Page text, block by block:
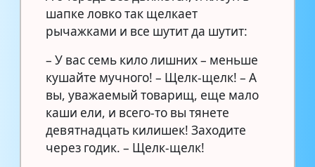
шапке ловко так щелкает
рычажками и все шутит да шутит:
– У вас семь кило лишних – меньше
кушайте мучного! – Щелк-щелк! – А
вы, уважаемый товарищ, еще мало
каши ели, и всего-то вы тянете
девятнадцать килишек! Заходите
через годик. – Щелк-щелк!